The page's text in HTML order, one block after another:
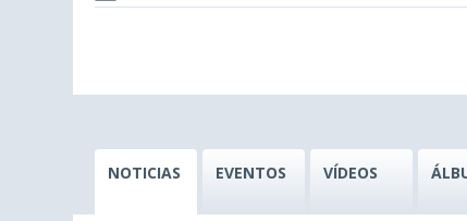
NOTICIAS EVENTOS VÍDEOS